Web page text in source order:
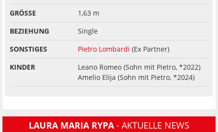
GRÖSSE
1,63 m
BEZIEHUNG
Single
SONSTIGES
Pietro Lombardi (Ex Partner)
KINDER
Leano Romeo (Sohn mit Pietro, *2022)
Amelio Elija (Sohn mit Pietro, *2024)
LAURA MARIA RYPA - AKTUELLE NEWS